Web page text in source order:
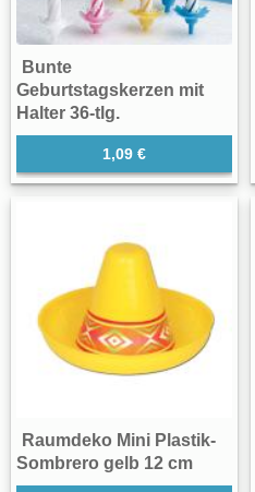
Bunte
Geburtstagskerzen mit
Halter 36-tlg.
1,09 €
Raumdeko Mini Plastik-
Sombrero gelb 12 cm